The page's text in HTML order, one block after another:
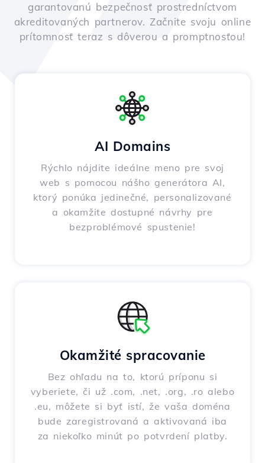
garantovanú bezpečnosť prostredníctvom
akreditovaných partnerov. Začnite svoju online
prítomnosť teraz s dôverou a promptnosťou!
AI Domains
Rýchlo nájdite ideálne meno pre svoj
web s pomocou nášho generátora AI,
ktorý ponúka jedinečné, personalizované
a okamžite dostupné návrhy pre
bezproblémové spustenie!
Okamžité spracovanie
Bez ohľadu na to, ktorú príponu si
vyberiete, či už .com, .net, .org, .ro alebo
.eu, môžete si byť istí, že vaša doména
bude zaregistrovaná a aktivovaná iba
za niekoľko minút po potvrdení platby.